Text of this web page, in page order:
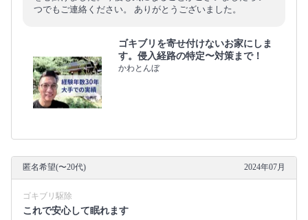
つでもご連絡ください。 ありがとうございました。
ゴキブリを寄せ付けないお家にしま
す。侵入経路の特定〜対策まで！
かわとんぼ
匿名希望(〜20代) 2024年07月
ゴキブリ駆除
これで安心して眠れます